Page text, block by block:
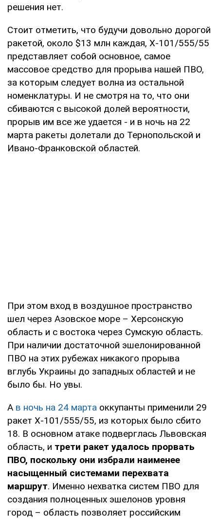
решения нет.
Стоит отметить, что будучи довольно дорогой
ракетой, около $13 млн каждая, Х-101/555/55
представляет собой основное, самое
массовое средство для прорыва нашей ПВО,
за которым следует волна из остальной
номенклатуры. И не смотря на то, что они
сбиваются с высокой долей вероятности,
прорыв им все же удается - и в ночь на 22
марта ракеты долетали до Тернопольской и
Ивано-Франковской областей.
При этом вход в воздушное пространство
шел через Азовское море – Херсонскую
область и с востока через Сумскую область.
При наличии достаточной эшелонированной
ПВО на этих рубежах никакого прорыва
вглубь Украины до западных областей и не
было бы. Но увы.
А в ночь на 24 марта оккупанты применили 29
ракет Х-101/555/55, из которых было сбито
18. В основном атаке подверглась Львовская
область, и трети ракет удалось прорвать
ПВО, поскольку они избрали наименее
насыщенный системами перехвата
маршрут. Именно нехватка систем ПВО для
создания полноценных эшелонов уровня
город – область позволяет российским